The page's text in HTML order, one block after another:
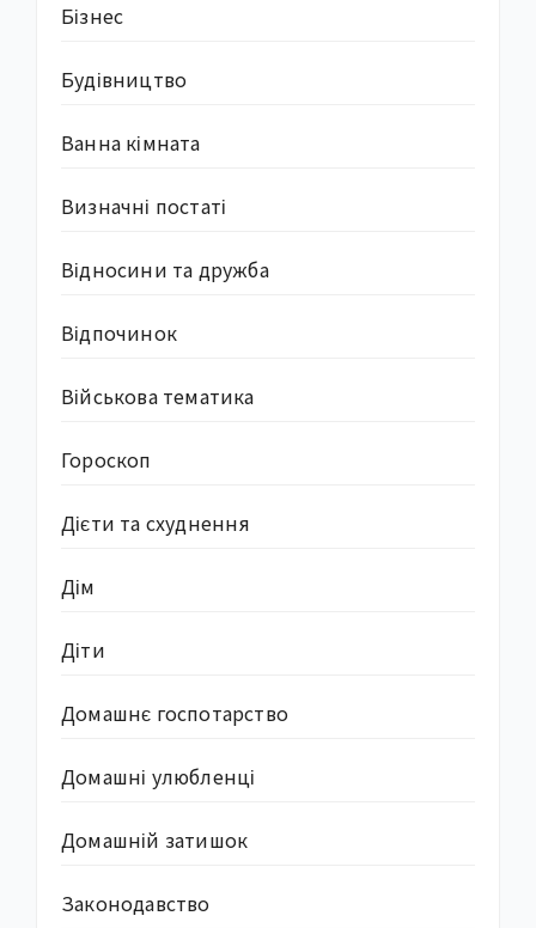
Бізнес
Будівництво
Ванна кімната
Визначні постаті
Відносини та дружба
Відпочинок
Військова тематика
Гороскоп
Дієти та схуднення
Дім
Діти
Домашнє госпотарство
Домашні улюбленці
Домашній затишок
Законодавство